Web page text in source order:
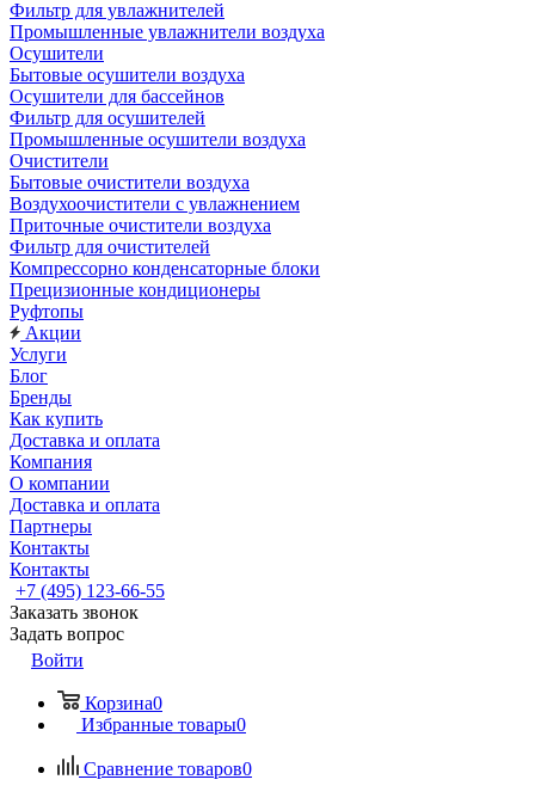
Фильтр для увлажнителей
Промышленные увлажнители воздуха
Осушители
Бытовые осушители воздуха
Осушители для бассейнов
Фильтр для осушителей
Промышленные осушители воздуха
Очистители
Бытовые очистители воздуха
Воздухоочистители с увлажнением
Приточные очистители воздуха
Фильтр для очистителей
Компрессорно конденсаторные блоки
Прецизионные кондиционеры
Руфтопы
Акции
Услуги
Блог
Бренды
Как купить
Доставка и оплата
Компания
О компании
Доставка и оплата
Партнеры
Контакты
Контакты
+7 (495) 123-66-55
Заказать звонок
Задать вопрос
Войти
Корзина0
Избранные товары0
Сравнение товаров0